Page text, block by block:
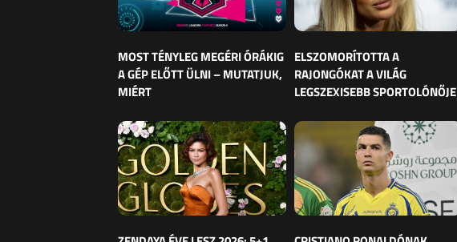
MOST TÉNYLEG MEGÉRI ÓRÁKIG
A GÉP ELŐTT ÜLNI – MUTATJUK,
MIÉRT
ELSZOMORÍTOTTA A
RAJONGÓKAT A VILÁG
LEGSZEXISEBB SPORTOLÓNŐJE